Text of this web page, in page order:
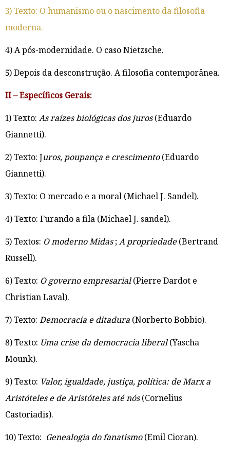
3) Texto: O humanismo ou o nascimento da filosofia
moderna.
4) A pós-modernidade. O caso Nietzsche.
5) Depois da desconstrução. A filosofia contemporânea.
II – Específicos Gerais:
1)Texto: As raízes biológicas dos juros(Eduardo
Giannetti).
2) Texto: Juros, poupança e crescimento(Eduardo
Giannetti).
3) Texto: O mercado e a moral (Michael J. Sandel).
4) Texto: Furando a fila (Michael J. sandel).
5) Textos: O moderno Midas;A propriedade(Bertrand
Russell).
6) Texto: O governo empresarial(Pierre Dardot e
Christian Laval).
7) Texto: Democracia e ditadura (Norberto Bobbio).
8) Texto: Uma crise da democracia liberal(Yascha
Mounk).
9) Texto: Valor, igualdade, justiça, política: de Marx a
Aristóteles e de Aristóteles até nós(Cornelius
Castoriadis).
10) Texto: Genealogia do fanatismo(Emil Cioran).